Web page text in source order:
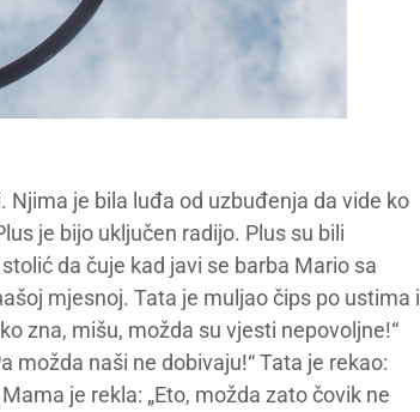
je bila luđa od uzbuđenja da vide ko
je bijo uključen radijo. Plus su bili
da čuje kad javi se barba Mario sa
mjesnoj. Tata je muljao čips po ustima i
zna, mišu, možda su vjesti nepovoljne!“
možda naši ne dobivaju!“ Tata je rekao:
je rekla: „Eto, možda zato čovik ne